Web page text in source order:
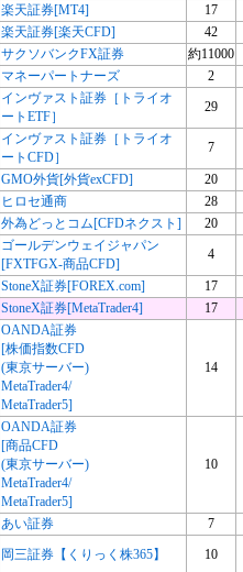
楽天証券[MT4]
17
楽天証券[楽天CFD]
42
サクソバンクFX証券
約11000
マネーパートナーズ
2
インヴァスト証券［トライオ
ートETF］
29
インヴァスト証券［トライオ
ートCFD］
7
GMO外貨[外貨exCFD]
20
ヒロセ通商
28
外為どっとコム[CFDネクスト]
20
ゴールデンウェイジャパン
[FXTFGX-商品CFD]
4
StoneX証券[FOREX.com]
17
StoneX証券[MetaTrader4]
17
OANDA証券
[株価指数CFD
(東京サーバー)
MetaTrader4/
MetaTrader5]
14
OANDA証券
[商品CFD
(東京サーバー)
MetaTrader4/
MetaTrader5]
10
あい証券
7
岡三証券【くりっく株365】
10